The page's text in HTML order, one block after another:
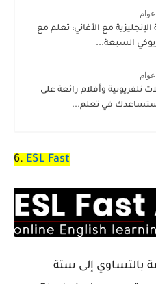
الإنجليزية مع الأغاني: تعلم مع
السبعة...
تلفزيونية وأفلام رائعة على
في تعلم...
6. ESL Fast
بالتساوي إلى ستة